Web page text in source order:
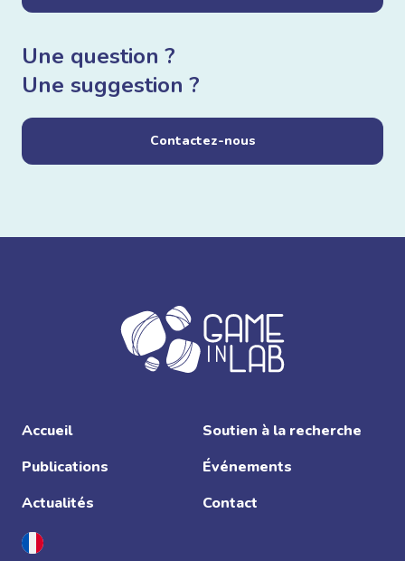
Une question ?
Une suggestion ?
Contactez-nous
Accueil
Soutien à la recherche
Publications
Événements
Actualités
Contact